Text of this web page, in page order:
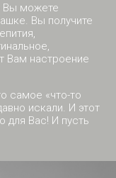
Вы можете
Вы получите
Вам настроение
самое «что-то
искали. И этот
для Вас! И пусть